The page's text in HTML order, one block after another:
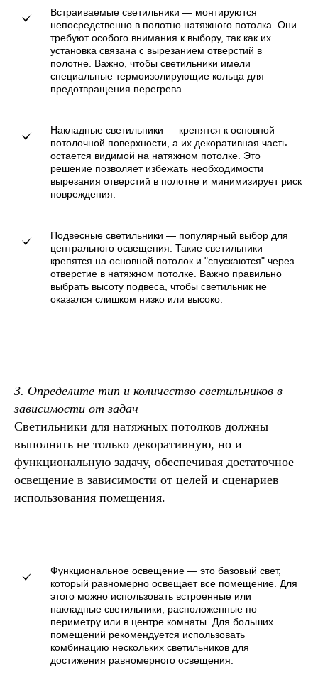
Встраиваемые светильники — монтируются
непосредственно в полотно натяжного потолка. Они
требуют особого внимания к выбору, так как их
установка связана с вырезанием отверстий в
полотне. Важно, чтобы светильники имели
специальные термоизолирующие кольца для
предотвращения перегрева.
Накладные светильники — крепятся к основной
потолочной поверхности, а их декоративная часть
остается видимой на натяжном потолке. Это
решение позволяет избежать необходимости
вырезания отверстий в полотне и минимизирует риск
повреждения.
Подвесные светильники — популярный выбор для
центрального освещения. Такие светильники
крепятся на основной потолок и "спускаются" через
отверстие в натяжном потолке. Важно правильно
выбрать высоту подвеса, чтобы светильник не
оказался слишком низко или высоко.
3. Определите тип и количество светильников в
зависимости от задач
Светильники для натяжных потолков должны
выполнять не только декоративную, но и
функциональную задачу, обеспечивая достаточное
освещение в зависимости от целей и сценариев
использования помещения.
Функциональное освещение — это базовый свет,
который равномерно освещает все помещение. Для
этого можно использовать встроенные или
накладные светильники, расположенные по
периметру или в центре комнаты. Для больших
помещений рекомендуется использовать
комбинацию нескольких светильников для
достижения равномерного освещения.